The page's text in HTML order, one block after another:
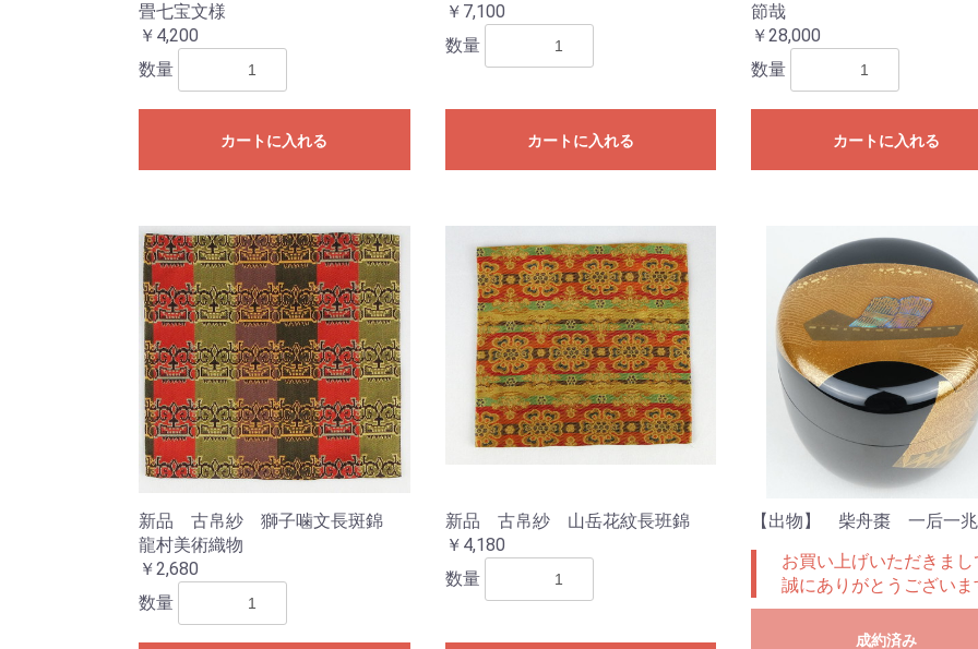
畳七宝文様
￥4,200
数量
カートに入れる
￥7,100
数量
カートに入れる
節哉
￥28,000
数量
カートに入れる
新品 古帛紗 獅子噛文長斑錦
龍村美術織物
￥2,680
数量
新品 古帛紗 山岳花紋長班錦
￥4,180
数量
【出物】 柴舟棗 一后一兆
お買い上げいただきまし
誠にありがとうございま
成約済み